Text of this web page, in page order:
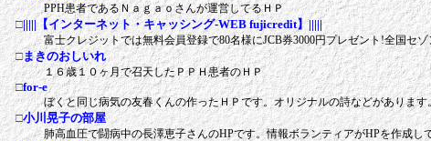
PPH患者であるＮａｇａｏさんが運営してるＨＰ
□|||||【インターネット・キャッシング-WEB fujicredit】|||||
富士クレジットでは無料会員登録で80名様にJCB券3000円プレゼント!全国セ
□まきのおしいれ
１６歳１０ヶ月で召天したＰＰＨ患者のＨＰ
□for-e
ぼくと同じ病気の友春くんの作ったＨＰです。オリジナルの詩などがあります
□小川晃子の部屋
肺高血圧で闘病中の長澤恵子さんのHPです。情報ボランティアがHPを作成し